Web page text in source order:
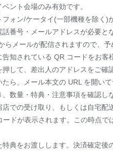
ント会場のみ有効です。
ォン/ケータイ(一部機種を除く)
番号・メールアドレスが必要と
メールが配信されますので、
知されている QR コードをお
して、差出人のアドレスをご確
ら、メール本文の URL を開い
数量・特典・注意事項を確認し
での受け取り、もしくは自宅配
ドが表示されます。この時点
典をお渡しします。決済確定後